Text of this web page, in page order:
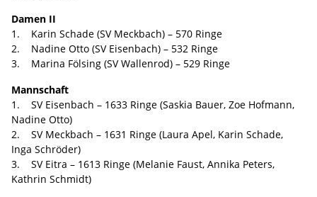
Damen II
1. Karin Schade (SV Meckbach) – 570 Ringe
2. Nadine Otto (SV Eisenbach) – 532 Ringe
3. Marina Fölsing (SV Wallenrod) – 529 Ringe
Mannschaft
1. SV Eisenbach – 1633 Ringe (Saskia Bauer, Zoe Hofmann,
Nadine Otto)
2. SV Meckbach – 1631 Ringe (Laura Apel, Karin Schade,
Inga Schröder)
3. SV Eitra – 1613 Ringe (Melanie Faust, Annika Peters,
Kathrin Schmidt)